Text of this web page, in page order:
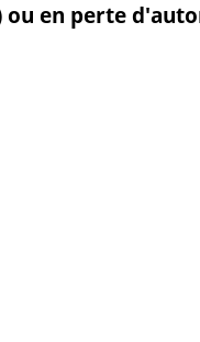
ou en perte